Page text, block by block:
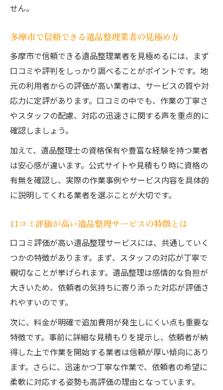
信頼重視なら遺品整理士資格を確認しよう
遺品整理士資格が安心の証となる理由
資格保持者による遺品整理のメリット
遺品整理士有資格業者の選び方ガイド
遺品整理で資格を重視する際のチェックポ
イント
遺品整理士資格が信頼に繋がるポイント
丁寧な遺品整理がもたらす安心の理由
遺品整理で丁寧な対応が重要な理由
遺品整理作業の丁寧さが安心感に直結する
大切な遺品を丁寧に取り扱うサービスの選
び方
遺品整理で丁寧さを見極めるポイント
見積もりと口コミから選ぶ遺品整理のコツ
遺品整理の見積もりを取る際の注意点
口コミを活用した遺品整理業者の比較術
遺品整理の料金相場と見積もり比較のポイ
ント
見積もりと口コミで失敗しない遺品整理選
び
納得できる遺品整理は見積もりと口コミが
せん。
多摩市で信頼できる遺品整理業者の見極め方
多摩市で信頼できる遺品整理業者を見極めるには、まず
口コミや評判をしっかり調べることがポイントです。地
元の利用者からの評価が高い業者は、サービスの質や対
応力に定評があります。口コミの中でも、作業の丁寧さ
やスタッフの配慮、対応の迅速さに関する声を重点的に
確認しましょう。
加えて、遺品整理士の資格保有や豊富な経験を持つ業者
は安心感が違います。公式サイトや見積もり時に資格の
有無を確認し、実際の作業事例やサービス内容を具体的
に説明してくれる業者を選ぶことが大切です。
口コミ評価が高い遺品整理サービスの特徴とは
口コミ評価が高い遺品整理サービスには、共通していく
つかの特徴があります。まず、スタッフの対応が丁寧で
親切なことが挙げられます。遺品整理は感情的な負担が
大きいため、依頼者の気持ちに寄り添った対応が評価さ
れやすいのです。
次に、料金が明確で追加費用が発生しにくい点も重要な
特徴です。事前に詳細な見積もりを提示し、依頼者が納
得した上で作業を開始する業者は信頼が厚い傾向にあり
ます。さらに、迅速かつ丁寧な作業で、依頼者の希望に
柔軟に対応する姿勢も高評価の理由となっています。